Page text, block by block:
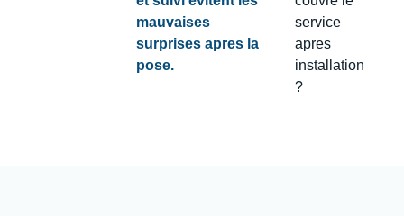
mauvaises
surprises apres la
pose.
service
apres
installation
?